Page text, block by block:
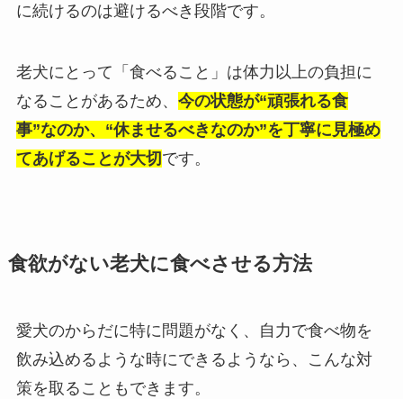
に続けるのは避けるべき段階です。
老犬にとって「食べること」は体力以上の負担に
なることがあるため、 今の状態が“頑張れる食
事”なのか、“休ませるべきなのか”を丁寧に見極め
てあげることが大切 です。
食欲がない老犬に食べさせる方法
愛犬のからだに特に問題がなく、自力で食べ物を
飲み込めるような時にできるようなら、こんな対
策を取ることもできます。